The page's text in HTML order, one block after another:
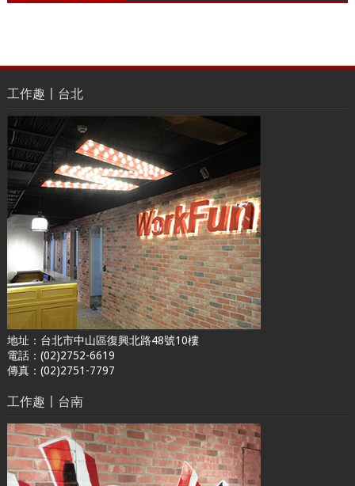
工作趣〡台北
地址：台北市中山區復興北路48號10樓
電話：(02)2752-6619
傳真：(02)2751-7797
工作趣〡台南